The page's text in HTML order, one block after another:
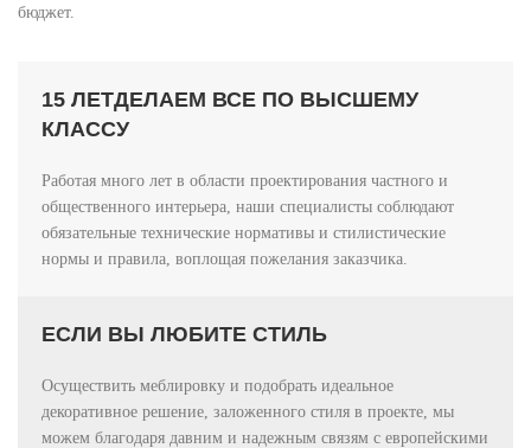
бюджет.
15 ЛЕТДЕЛАЕМ ВСЕ ПО ВЫСШЕМУ
КЛАССУ
Работая много лет в области проектирования частного и
общественного интерьера, наши специалисты соблюдают
обязательные технические нормативы и стилистические
нормы и правила, воплощая пожелания заказчика.
ЕСЛИ ВЫ ЛЮБИТЕ СТИЛЬ
Осуществить меблировку и подобрать идеальное
декоративное решение, заложенного стиля в проекте, мы
можем благодаря давним и надежным связям с европейскими